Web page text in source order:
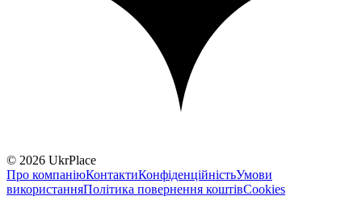
© 2026 UkrPlace
Про компаніюКонтактиКонфіденційністьУмови
використанняПолітика повернення коштівCookies